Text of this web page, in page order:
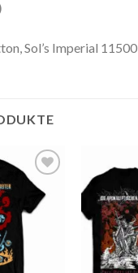
Sol’s Imperial 11500
Auf die
Wunschliste